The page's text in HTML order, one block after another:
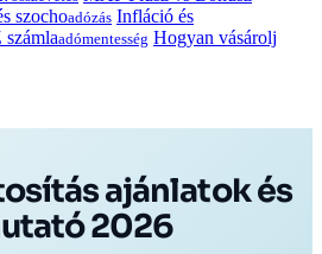
szochoadózás Infláció és
adómentesség Hogyan vásárolj
ajánlatok és
2026